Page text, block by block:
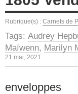
Rubrique(s) : Carnets de
Tags: Audrey
Maïwenn, Marilyn
21 mai, 2021
enveloppes